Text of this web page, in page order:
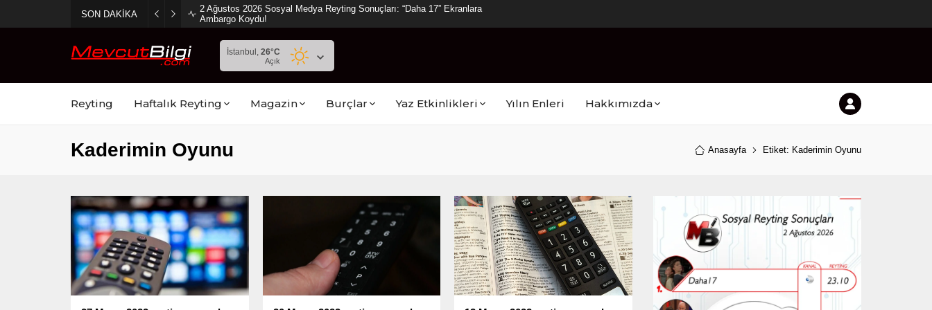
SON DAKİKA
2 Ağustos 2026 Sosyal Medya Reyting Sonuçları: “Daha 17” Ekranlara
Ambargo Koydu!
İstanbul, 26°C
Açık
Reyting Haftalık Reyting Magazin Burçlar Yaz Etkinlikleri Yılın Enleri Hakkımızda
Kaderimin Oyunu Anasayfa Etiket: Kaderimin Oyunu